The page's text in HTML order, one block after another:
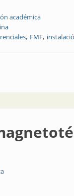
académica
FMF
de